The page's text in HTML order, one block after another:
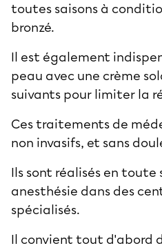
toutes saisons à
bronzé.
Il est également
peau avec une crème
suivants pour limiter la
Ces traitements de
non invasifs, et sans
Ils sont réalisés en toute
anesthésie dans des
spécialisés.
Il convient tout d'abord